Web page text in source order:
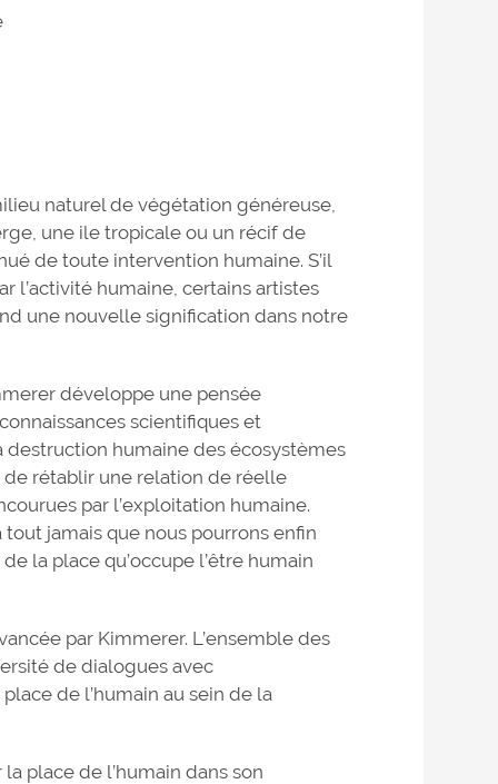
naturel de végétation généreuse,
une ile tropicale ou un récif de
de toute intervention humaine. S’il
l’activité humaine, certains artistes
une nouvelle signification dans notre
développe une pensée
scientifiques et
humaine des écosystèmes
de rétablir une relation de réelle
par l’exploitation humaine.
jamais que nous pourrons enfin
la place qu’occupe l’être humain
par Kimmerer. L’ensemble des
de dialogues avec
de l’humain au sein de la
place de l’humain dans son